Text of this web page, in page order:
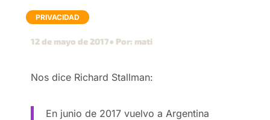
PRIVACIDAD
12 de mayo de 2017● Por: mati
Nos dice Richard Stallman:
En junio de 2017 vuelvo a Argentina